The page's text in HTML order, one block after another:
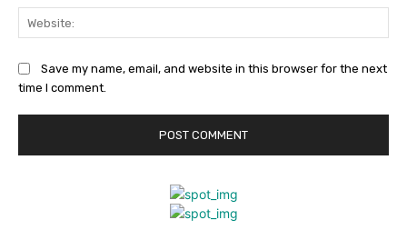
Save my name, email, and website in this browser for the next
time I comment.